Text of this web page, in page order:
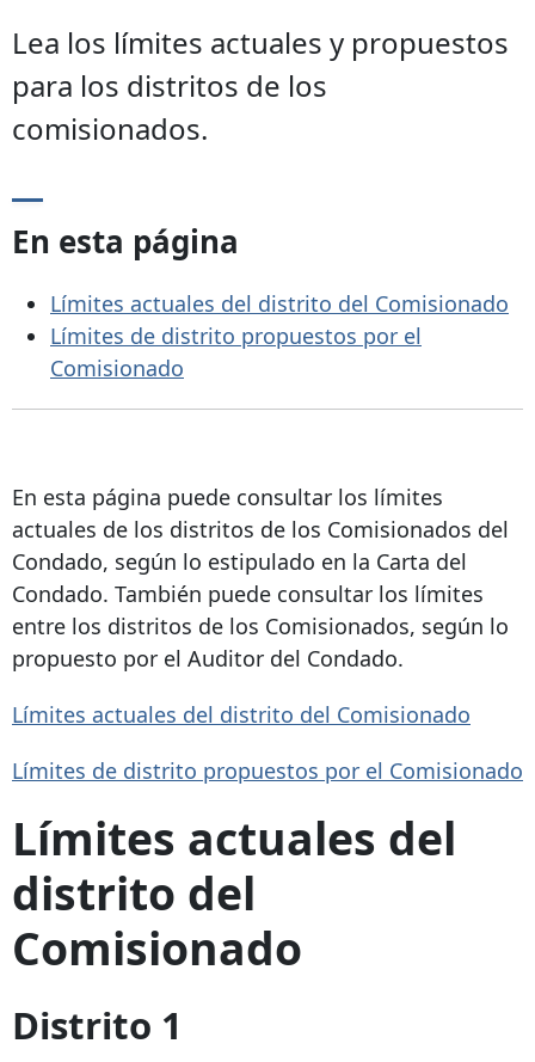
Lea los límites actuales y propuestos
para los distritos de los
comisionados.
En esta página
Límites actuales del distrito del Comisionado
Límites de distrito propuestos por el
Comisionado
En esta página puede consultar los límites
actuales de los distritos de los Comisionados del
Condado, según lo estipulado en la Carta del
Condado. También puede consultar los límites
entre los distritos de los Comisionados, según lo
propuesto por el Auditor del Condado.
Límites actuales del distrito del Comisionado
Límites de distrito propuestos por el Comisionado
Límites actuales del
distrito del
Comisionado
Distrito 1